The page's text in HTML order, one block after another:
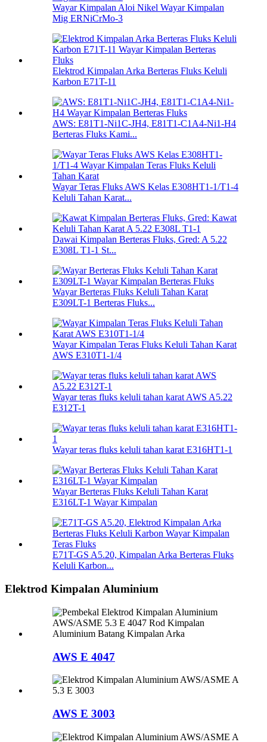
Wayar Kimpalan Aloi Nikel Wayar Kimpalan
Mig ERNiCrMo-3
Elektrod Kimpalan Arka Berteras Fluks Keluli
Karbon E71T-11
AWS: E81T1-Ni1C-JH4, E81T1-C1A4-Ni1-H4
Berteras Fluks Kami...
Wayar Teras Fluks AWS Kelas E308HT1-1/T1-4
Keluli Tahan Karat...
Dawai Kimpalan Berteras Fluks, Gred: A 5.22
E308L T1-1 St...
Wayar Berteras Fluks Keluli Tahan Karat
E309LT-1 Berteras Fluks...
Wayar Kimpalan Teras Fluks Keluli Tahan Karat
AWS E310T1-1/4
Wayar teras fluks keluli tahan karat AWS A5.22
E312T-1
Wayar teras fluks keluli tahan karat E316HT1-1
Wayar Berteras Fluks Keluli Tahan Karat
E316LT-1 Wayar Kimpalan
E71T-GS A5.20, Kimpalan Arka Berteras Fluks
Keluli Karbon...
Elektrod Kimpalan Aluminium
AWS E 4047
AWS E 3003